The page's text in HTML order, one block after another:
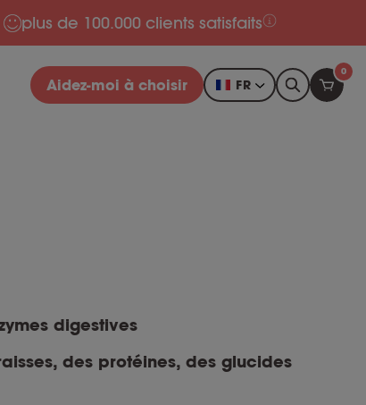
plus de 100.000 clients satisfaits
Aidez-moi à choisir FR
0
digestives
des protéines, des glucides